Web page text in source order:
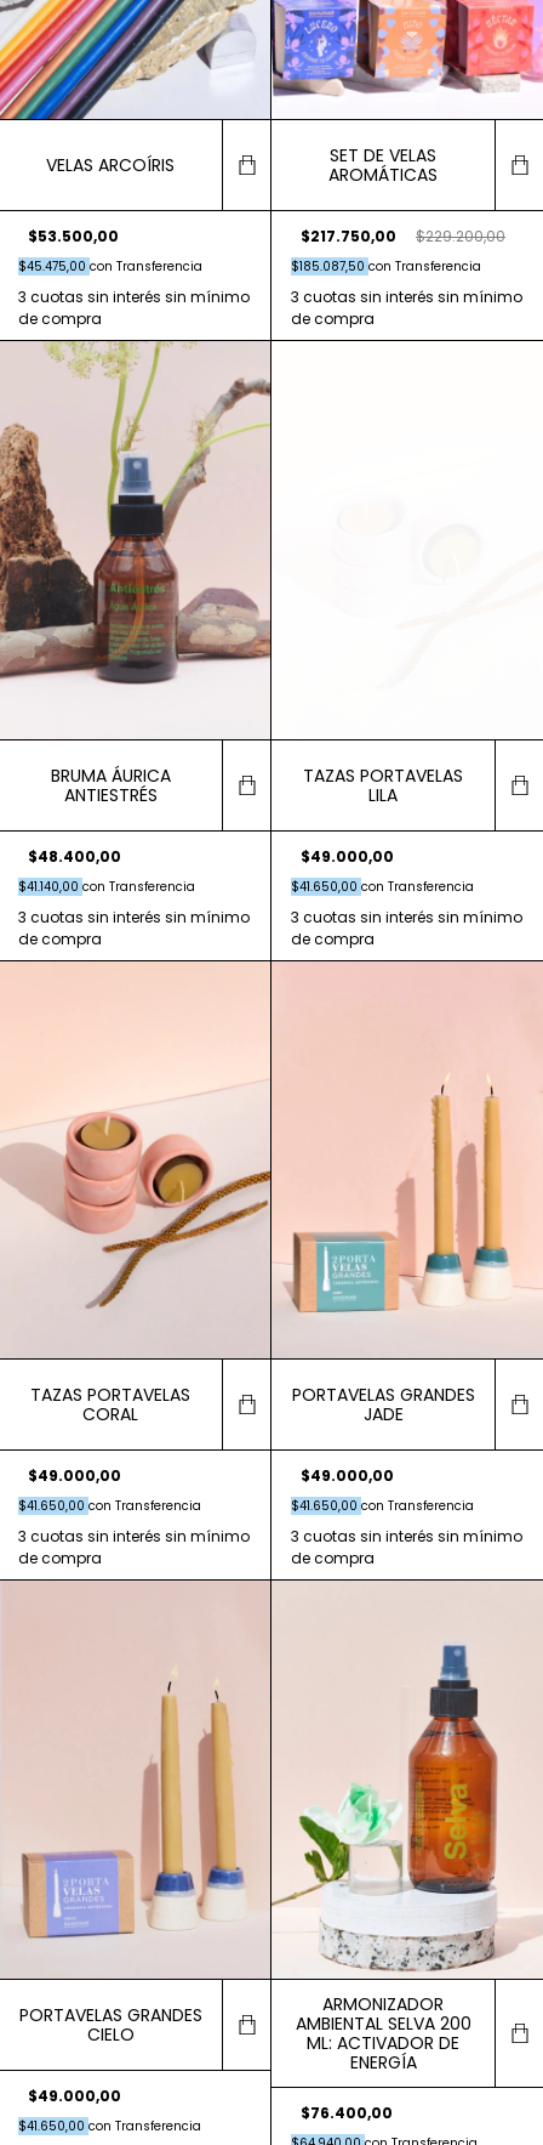
VELAS ARCOÍRIS
$53.500,00
$45.475,00 con Transferencia
SET DE VELAS
AROMÁTICAS
$217.750,00 $229.200,00
$185.087,50 con Transferencia
BRUMA ÁURICA
ANTIESTRÉS
$48.400,00
$41.140,00 con Transferencia
TAZAS PORTAVELAS
LILA
$49.000,00
$41.650,00 con Transferencia
TAZAS PORTAVELAS
CORAL
$49.000,00
$41.650,00 con Transferencia
PORTAVELAS GRANDES
JADE
$49.000,00
$41.650,00 con Transferencia
PORTAVELAS GRANDES
CIELO
$49.000,00
$41.650,00 con Transferencia
ARMONIZADOR
AMBIENTAL SELVA 200
ML: ACTIVADOR DE
ENERGÍA
$76.400,00